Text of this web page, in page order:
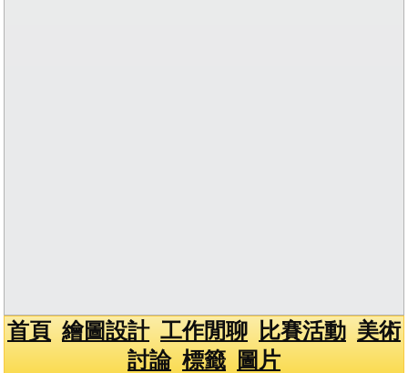
首頁 繪圖設計 工作閒聊 比賽活動 美術
討論 標籤 圖片